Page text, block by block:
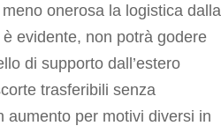
onerosa la logistica dalla
evidente, non potrà godere
di supporto dall’estero
trasferibili senza
aumento per motivi diversi in